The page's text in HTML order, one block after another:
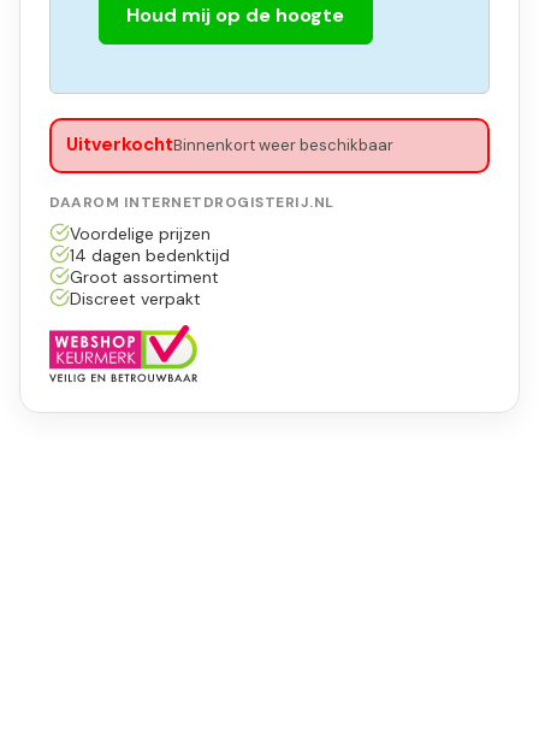
Houd mij op de hoogte
UitverkochtBinnenkort weer beschikbaar
DAAROM INTERNETDROGISTERIJ.NL
Voordelige prijzen
14 dagen bedenktijd
Groot assortiment
Discreet verpakt